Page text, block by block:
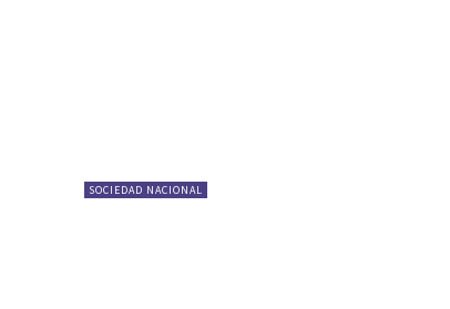
SOCIEDAD NACIONAL